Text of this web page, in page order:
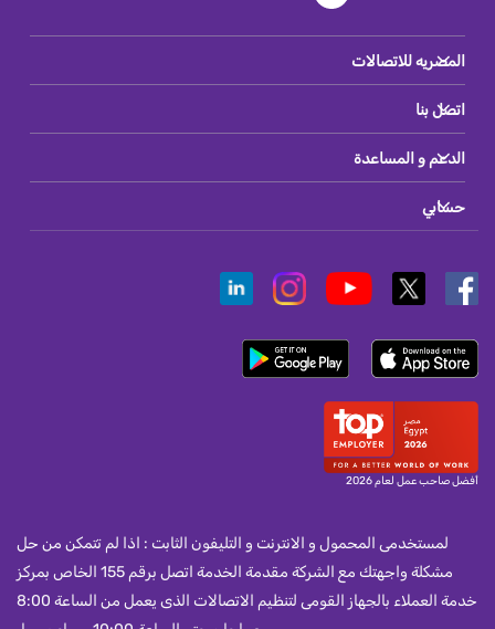
المصريه للاتصالات
اتصل بنا
الدعم و المساعدة
حسابي
أفضل صاحب عمل لعام 2026
لمستخدمى المحمول و الانترنت و التليفون الثابت : اذا لم تتمكن من حل
مشكلة واجهتك مع الشركة مقدمة الخدمة اتصل برقم 155 الخاص بمركز
خدمة العملاء بالجهاز القومى لتنظيم الاتصالات الذى يعمل من الساعة 8:00